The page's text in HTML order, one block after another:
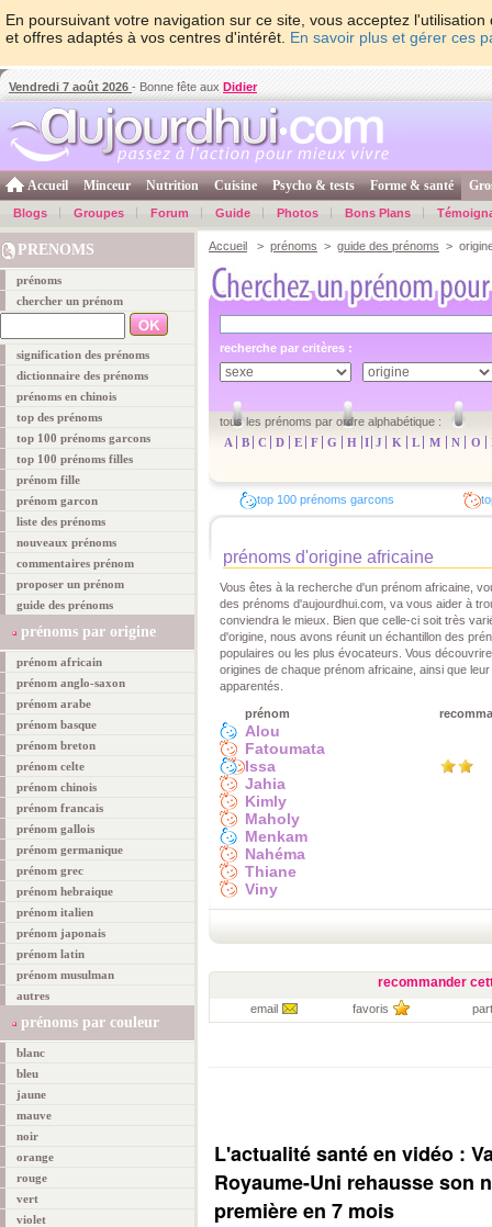
En poursuivant votre navigation sur ce site, vous acceptez
et offres adaptés à vos centres d'intérêt. En savoir plus et gérer ces
Vendredi 7 août 2026 - Bonne fête aux Didier
Accueil Minceur Nutrition Cuisine Psycho & tests Forme & santé
Blogs Groupes Forum Guide Photos Bons Plans
PRENOMS
prénoms
chercher un prénom
signification des prénoms
dictionnaire des prénoms
prénoms en chinois
top des prénoms
top 100 prénoms garcons
top 100 prénoms filles
prénom fille
prénom garcon
liste des prénoms
nouveaux prénoms
commentaires prénom
proposer un prénom
guide des prénoms
prénoms par origine
prénom africain
prénom anglo-saxon
prénom arabe
prénom basque
prénom breton
prénom celte
prénom chinois
prénom francais
prénom gallois
prénom germanique
prénom grec
prénom hebraique
prénom italien
prénom japonais
prénom latin
prénom musulman
autres
prénoms par couleur
blanc
bleu
jaune
mauve
noir
orange
rouge
vert
violet
Accueil > prénoms > guide des prénoms >
recherche par critères :
tous les prénoms par ordre alphabétique :
A
B C D E F G H I J K L M N O
top 100 prénoms garcons
prénoms d'origine africaine
Vous êtes à la recherche d'un prénom africaine,
des prénoms d'aujourdhui.com, va vous aider à
conviendra le mieux. Bien que celle-ci soit très
d'origine, nous avons réunit un échantillon des
populaires ou les plus évocateurs. Vous
origines de chaque prénom africaine, ainsi que
apparentés.
prénom
Alou
Fatoumata
Issa
Jahia
Kimly
Maholy
Menkam
Nahéma
Thiane
Viny
recommander
email favoris
L'actualité santé en vidéo :
Royaume-Uni rehausse son
première en 7 mois